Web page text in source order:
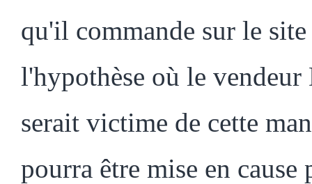
qu'il commande sur le
l'hypothèse où le
serait victime de cette
pourra être mise en